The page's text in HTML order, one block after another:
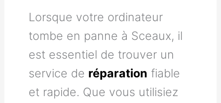
Lorsque votre ordinateur
tombe en panne à Sceaux, il
est essentiel de trouver un
service de réparation fiable
et rapide. Que vous utilisiez